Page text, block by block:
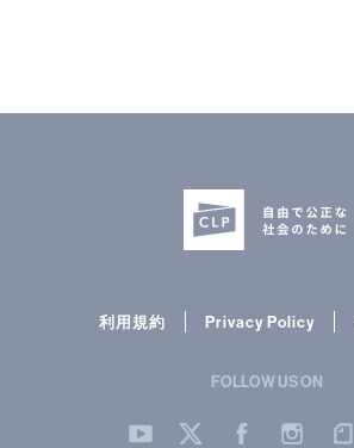
市民と
利用規約 Privacy Policy
FOLLOW US ON